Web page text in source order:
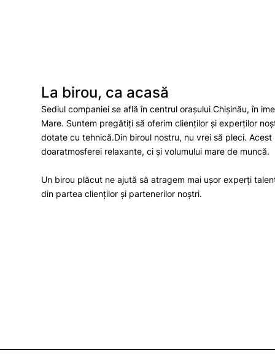
La birou, ca acasă
Sediul companiei se află în centrul orașului Chișinău, în
Mare. Suntem pregătiți să oferim clienților și experților
dotate cu tehnică.Din biroul nostru, nu vrei să pleci.
doaratmosferei relaxante, ci și volumului mare de muncă.
Un birou plăcut ne ajută să atragem mai ușor experți
din partea clienților și partenerilor noștri.